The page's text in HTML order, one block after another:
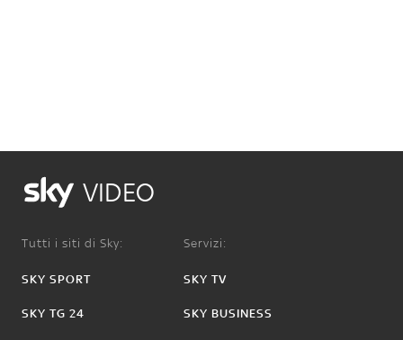
VIDEO
Tutti i siti di Sky:
SKY SPORT
SKY TG 24
Servizi:
SKY TV
SKY BUSINESS